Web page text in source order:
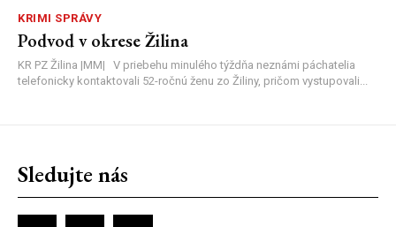
KRIMI SPRÁVY
Podvod v okrese Žilina
KR PZ Žilina |MM| V priebehu minulého týždňa neznámi páchatelia
telefonicky kontaktovali 52-ročnú ženu zo Žiliny, pričom vystupovali...
Sledujte nás